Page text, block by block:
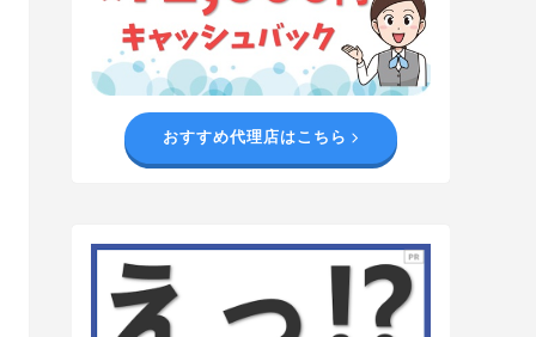
おすすめ代理店はこちら